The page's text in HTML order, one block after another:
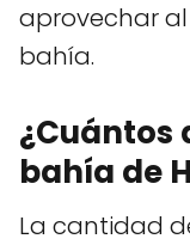
aprovechar
bahía.
¿Cuántos
bahía de
La cantidad